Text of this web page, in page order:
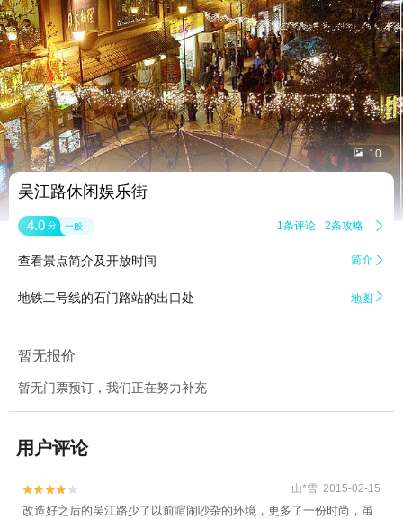
 10
吴江路休闲娱乐街
4.0 分 一般 1条评论 2条攻略 
查看景点简介及开放时间 简介 
地铁二号线的石门路站的出口处 地图 
暂无报价
暂无门票预订，我们正在努力补充
用户评论

 山*雪 2015-02-15
改造好之后的吴江路少了以前喧闹吵杂的环境，更多了一份时尚，虽
